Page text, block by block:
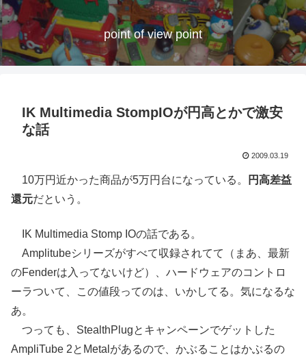
point of view point
IK Multimedia StompIOが円高とかで激安
な話
2009.03.19
10万円近かった商品が5万円台になっている。
円高差益
還元だという。
IK Multimedia Stomp IOの話である。
Amplitubeシリーズがすべて収録されてて（まあ、最新
のFenderは入ってないけど）、ハードウェアのコントロ
ーラついて、この値段ってのは、いかしてる。気になるな
あ。
つっても、StealthPlugとキャンペーンでゲットした
AmpliTube 2とMetalがあるので、かぶることはかぶるの